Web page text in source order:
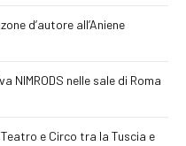
d’autore all’Aniene
NIMRODS nelle sale di Roma
e Circo tra la Tuscia e